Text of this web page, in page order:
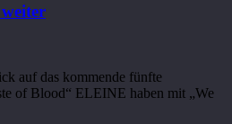
auf das kommende fünfte
of Blood“ ELEINE haben mit „We